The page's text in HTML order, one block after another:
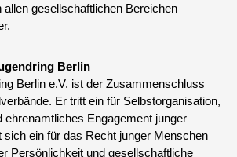
allen gesellschaftlichen Bereichen
Berlin
Berlin e.V. ist der Zusammenschluss
Er tritt ein für Selbstorganisation,
ehrenamtliches Engagement junger
ein für das Recht junger Menschen
Persönlichkeit und gesellschaftliche